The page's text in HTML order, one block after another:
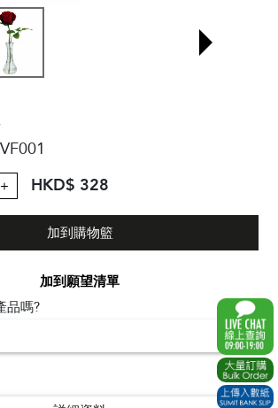
+ HKD$ 328
加到購物籃
加到願望清單
品嗎?